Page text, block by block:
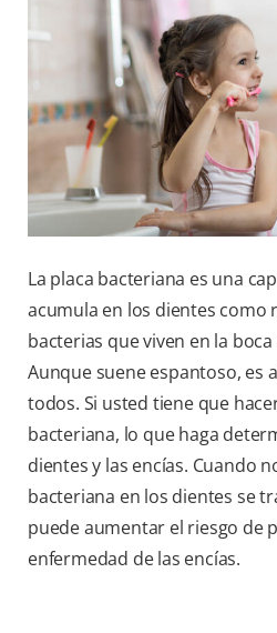
La placa bacteriana es una
acumula en los dientes como
bacterias que viven en la
Aunque suene espantoso, es
todos. Si usted tiene que
bacteriana, lo que haga
dientes y las encías. Cuando
bacteriana en los dientes se
puede aumentar el riesgo de
enfermedad de las encías.